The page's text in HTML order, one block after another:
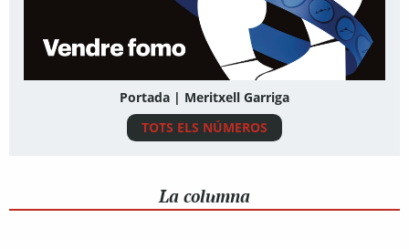
Portada | Meritxell Garriga
TOTS ELS NÚMEROS
La columna